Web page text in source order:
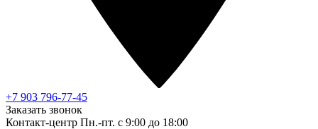
+7 903 796-77-45
Заказать звонок
Контакт-центр Пн.-пт. с 9:00 до 18:00